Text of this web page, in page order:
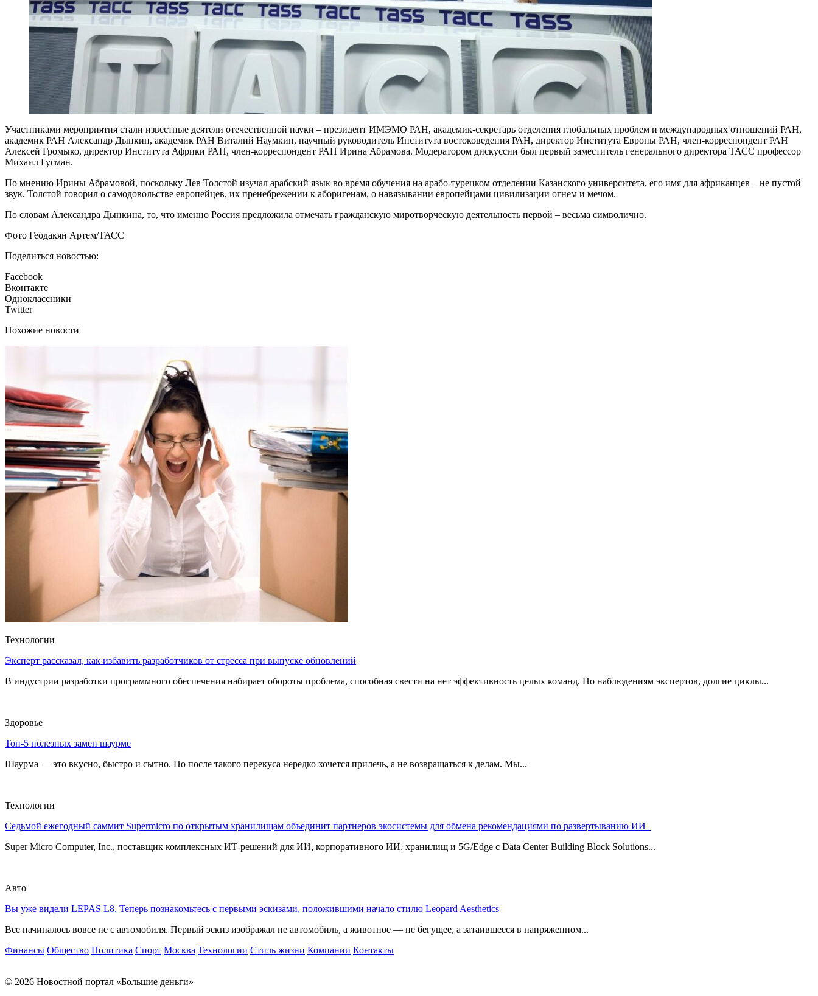
Участниками мероприятия стали известные деятели отечественной науки – президент ИМЭМО РАН, академик-секретарь отделения глобальных проблем и международных отношений РАН,
академик РАН Александр Дынкин, академик РАН Виталий Наумкин, научный руководитель Института востоковедения РАН, директор Института Европы РАН, член-корреспондент РАН
Алексей Громыко, директор Института Африки РАН, член-корреспондент РАН Ирина Абрамова. Модератором дискуссии был первый заместитель генерального директора ТАСС профессор
Михаил Гусман.
По мнению Ирины Абрамовой, поскольку Лев Толстой изучал арабский язык во время обучения на арабо-турецком отделении Казанского университета, его имя для африканцев – не пустой
звук. Толстой говорил о самодовольстве европейцев, их пренебрежении к аборигенам, о навязывании европейцами цивилизации огнем и мечом.
По словам Александра Дынкина, то, что именно Россия предложила отмечать гражданскую миротворческую деятельность первой – весьма символично.
Фото Геодакян Артем/ТАСС
Поделиться новостью:
Facebook
Вконтакте
Одноклассники
Twitter
Похожие новости
Технологии
Эксперт рассказал, как избавить разработчиков от стресса при выпуске обновлений
В индустрии разработки программного обеспечения набирает обороты проблема, способная свести на нет эффективность целых команд. По наблюдениям экспертов, долгие циклы...
Здоровье
Топ-5 полезных замен шаурме
Шаурма — это вкусно, быстро и сытно. Но после такого перекуса нередко хочется прилечь, а не возвращаться к делам. Мы...
Технологии
Седьмой ежегодный саммит Supermicro по открытым хранилищам объединит партнеров экосистемы для обмена рекомендациями по развертыванию ИИ
Super Micro Computer, Inc., поставщик комплексных ИТ-решений для ИИ, корпоративного ИИ, хранилищ и 5G/Edge с Data Center Building Block Solutions...
Авто
Вы уже видели LEPAS L8. Теперь познакомьтесь с первыми эскизами, положившими начало стилю Leopard Aesthetics
Все начиналось вовсе не с автомобиля. Первый эскиз изображал не автомобиль, а животное — не бегущее, а затаившееся в напряженном...
Финансы Общество Политика Спорт Москва Технологии Стиль жизни Компании Контакты
© 2026 Новостной портал «Большие деньги»